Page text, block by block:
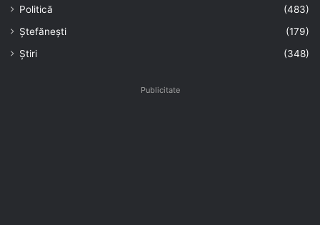
Politică
(483)
Ștefănești
(179)
Știri
(348)
Publicitate